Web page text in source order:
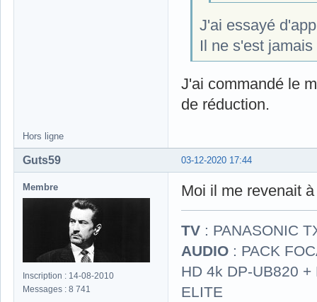
J'ai essayé
Il ne s'est
J'ai commandé le
de réduction.
Hors ligne
03-12-2020 17:44
Guts59
Membre
Inscription : 14-08-2010
Messages : 8 741
Moi il me revenait
TV : PANASONIC
AUDIO : PACK
HD 4k DP-UB820
ELITE